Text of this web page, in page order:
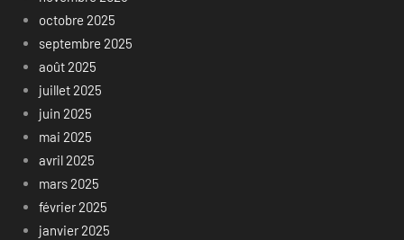
octobre 2025
septembre 2025
août 2025
juillet 2025
juin 2025
mai 2025
avril 2025
mars 2025
février 2025
janvier 2025